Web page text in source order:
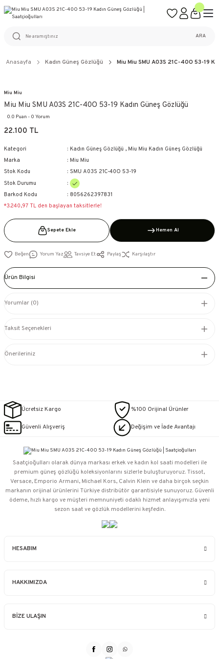
%100 ORİJİNAL ÜRÜN GARANTİSİ
ARA
Anasayfa Kadın Güneş Gözlüğü Miu Miu SMU A03S 21C-40O 53-19
Miu Miu
Miu Miu SMU A03S 21C-40O 53-19 Kadın Güneş Gözlüğü
0.0 Puan - 0 Yorum
22.100 TL
Kategori Kadın Güneş Gözlüğü , Miu Miu Kadın Güneş Gözlüğü
Marka
Miu Miu
Stok Kodu
SMU A03S 21C-40O 53-19
Stok Durumu
Barkod Kodu
8056262397831
*3.240,97 TL den başlayan taksitlerle!
Sepete Ekle Hemen Al
Yorum Yaz Tavsiye Et Paylaş Karşılaştır
Ürün Bilgisi
Yorumlar (0)
Taksit Seçenekleri
Önerileriniz
Ücretsiz Kargo %100 Orijinal Ürünler
Güvenli Alışveriş Değişim ve İade Avantajı
HESABIM
HAKKIMIZDA
BİZE ULAŞIN
Saatçioğulları⁠ olarak dünya markası erkek ve kadın kol saati modelleri ile
premium güneş gözlüğü koleksiyonlarını sizlerle buluşturuyoruz. Tissot,
Versace, Emporio Armani, Michael Kors, Calvin Klein ve daha birçok seçkin
markanın orijinal ürünlerini Türkiye distribütör garantisiyle sunuyoruz. Güvenli
ödeme, hızlı kargo ve müşteri memnuniyeti odaklı hizmet anlayışımızla yeni
sezon saat ve gözlük modellerini keşfedin.